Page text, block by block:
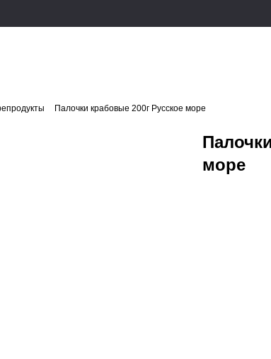
Палочки крабовые 200г Русское море
море